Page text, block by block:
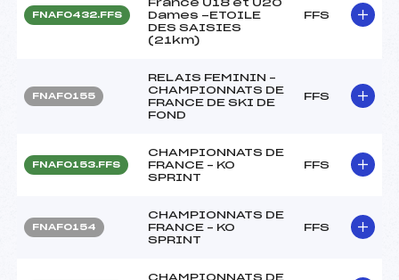
FNAF0432.FFS
France U18 et U20
Dames -ETOILE
DES SAISIES
(21km)
FFS
FNAF0155
RELAIS FEMININ –
CHAMPIONNATS DE
FRANCE DE SKI DE
FOND
FFS
FNAF0153.FFS
CHAMPIONNATS DE
FRANCE – KO
SPRINT
FFS
FNAF0154
CHAMPIONNATS DE
FRANCE – KO
SPRINT
FFS
CHAMPIONNATS DE